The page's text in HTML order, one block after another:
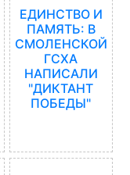
ЕДИНСТВО И
ПАМЯТЬ: В
СМОЛЕНСКОЙ
ГСХА
НАПИСАЛИ
"ДИКТАНТ
ПОБЕДЫ"